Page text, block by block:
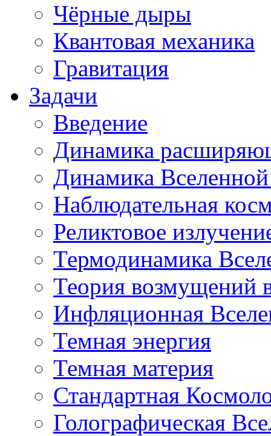
Чёрные дыры
Квантовая механика
Гравитация
Задачи
Введение
Динамика
Динамика
Наблюдательная
Реликтовое
Термодинамика
Теория возмущений
Инфляционная
Темная энергия
Темная материя
Стандартная
Голографическая